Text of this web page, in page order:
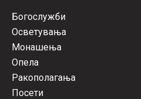
Богослужби
Осветувања
Монашења
Опела
Ракополагања
Посети